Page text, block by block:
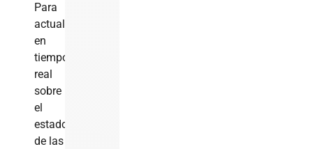
Para
actualizaciones
en
tiempo
real
sobre
el
estado
de las